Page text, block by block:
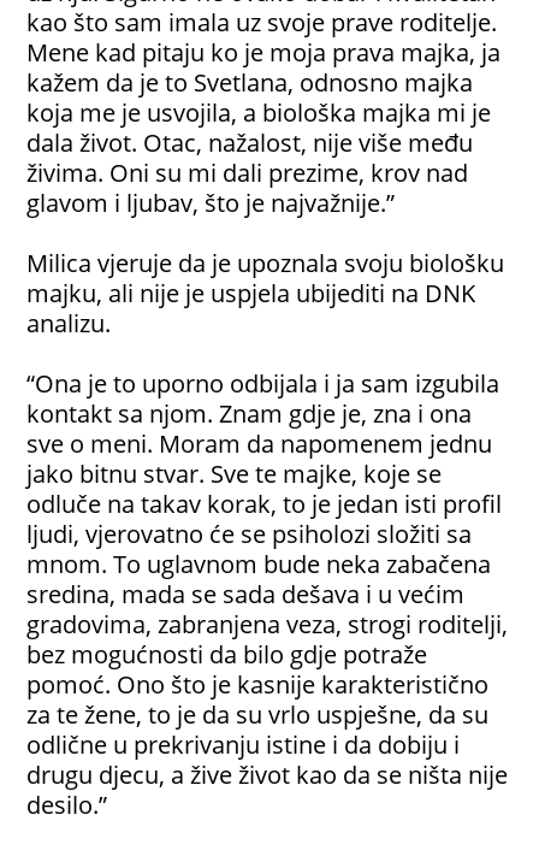
kao što sam imala uz svoje prave roditelje.
Mene kad pitaju ko je moja prava majka, ja
kažem da je to Svetlana, odnosno majka
koja me je usvojila, a biološka majka mi je
dala život. Otac, nažalost, nije više među
živima. Oni su mi dali prezime, krov nad
glavom i ljubav, što je najvažnije.”
Milica vjeruje da je upoznala svoju biološku
majku, ali nije je uspjela ubijediti na DNK
analizu.
“Ona je to uporno odbijala i ja sam izgubila
kontakt sa njom. Znam gdje je, zna i ona
sve o meni. Moram da napomenem jednu
jako bitnu stvar. Sve te majke, koje se
odluče na takav korak, to je jedan isti profil
ljudi, vjerovatno će se psiholozi složiti sa
mnom. To uglavnom bude neka zabačena
sredina, mada se sada dešava i u većim
gradovima, zabranjena veza, strogi roditelji,
bez mogućnosti da bilo gdje potraže
pomoć. Ono što je kasnije karakteristično
za te žene, to je da su vrlo uspješne, da su
odlične u prekrivanju istine i da dobiju i
drugu djecu, a žive život kao da se ništa nije
desilo.”